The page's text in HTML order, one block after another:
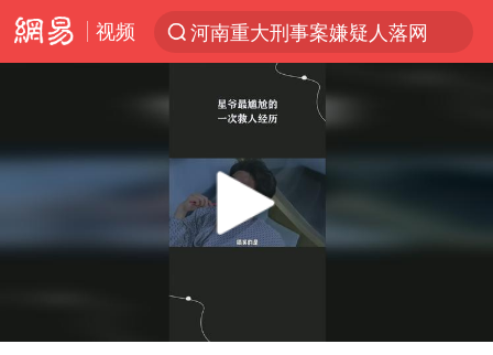
视频
河南重大刑事案嫌疑人落网
解锁各地夏日限定体验
浙江上海等地有大雨或暴雨
马斯克拒绝乌用星链打击俄境内目标
金饰克价一夜涨回1300元
永和豆浆创始人林炳生去世
Play